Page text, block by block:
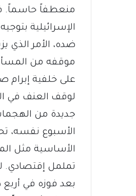
منعطفاً حاسماً.
الإسرائيلية
ضده، الأمر الذي
موقفه من
على خلفية
لوقف العنف في
جديدة من
الأسبوع نفسه،
الأساسية مثل
تململ إقتصادي.
بعد فوزه في أربع